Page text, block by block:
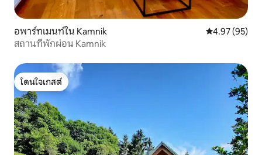
อพาร์ทเมนท์ใน Kamnik คะแนนเฉลี่ย
4.97 (95)
สถานที่พักผ่อน Kamnik
โดนใจเกสต์
โดนใจเกสต์